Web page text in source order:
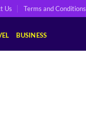
Us Terms and Conditions
BUSINESS